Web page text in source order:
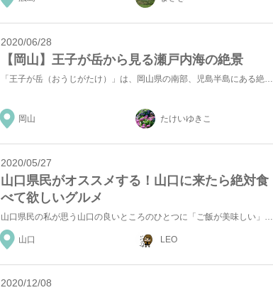
2020/06/28
【岡山】王子が岳から見る瀬戸内海の絶景
「王子が岳（おうじがたけ）」は、岡山県の南部、児島半島にある絶景スポットです。岡山駅から車で約1時間...
岡山 たけいゆきこ
2020/05/27
山口県民がオススメする！山口に来たら絶対食
べて欲しいグルメ
山口 LEO
2020/12/08